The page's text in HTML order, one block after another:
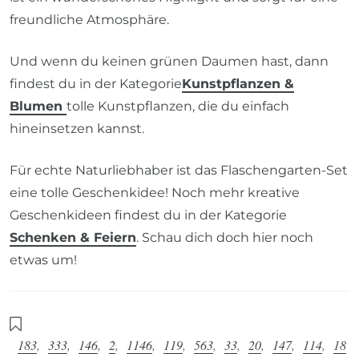
freundliche Atmosphäre.
Und wenn du keinen grünen Daumen hast, dann
findest du in der KategorieKunstpflanzen &
Blumen tolle Kunstpflanzen, die du einfach
hineinsetzen kannst.
Für echte Naturliebhaber ist das Flaschengarten-Set
eine tolle Geschenkidee! Noch mehr kreative
Geschenkideen findest du in der Kategorie
Schenken & Feiern. Schau dich doch hier noch
etwas um!
183, 333, 146, 2, 1146, 119, 563, 33, 20, 147, 114,
18